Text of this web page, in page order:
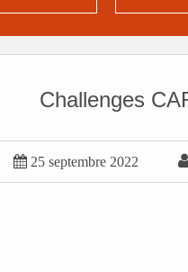
Challenges
 25 septembre 2022